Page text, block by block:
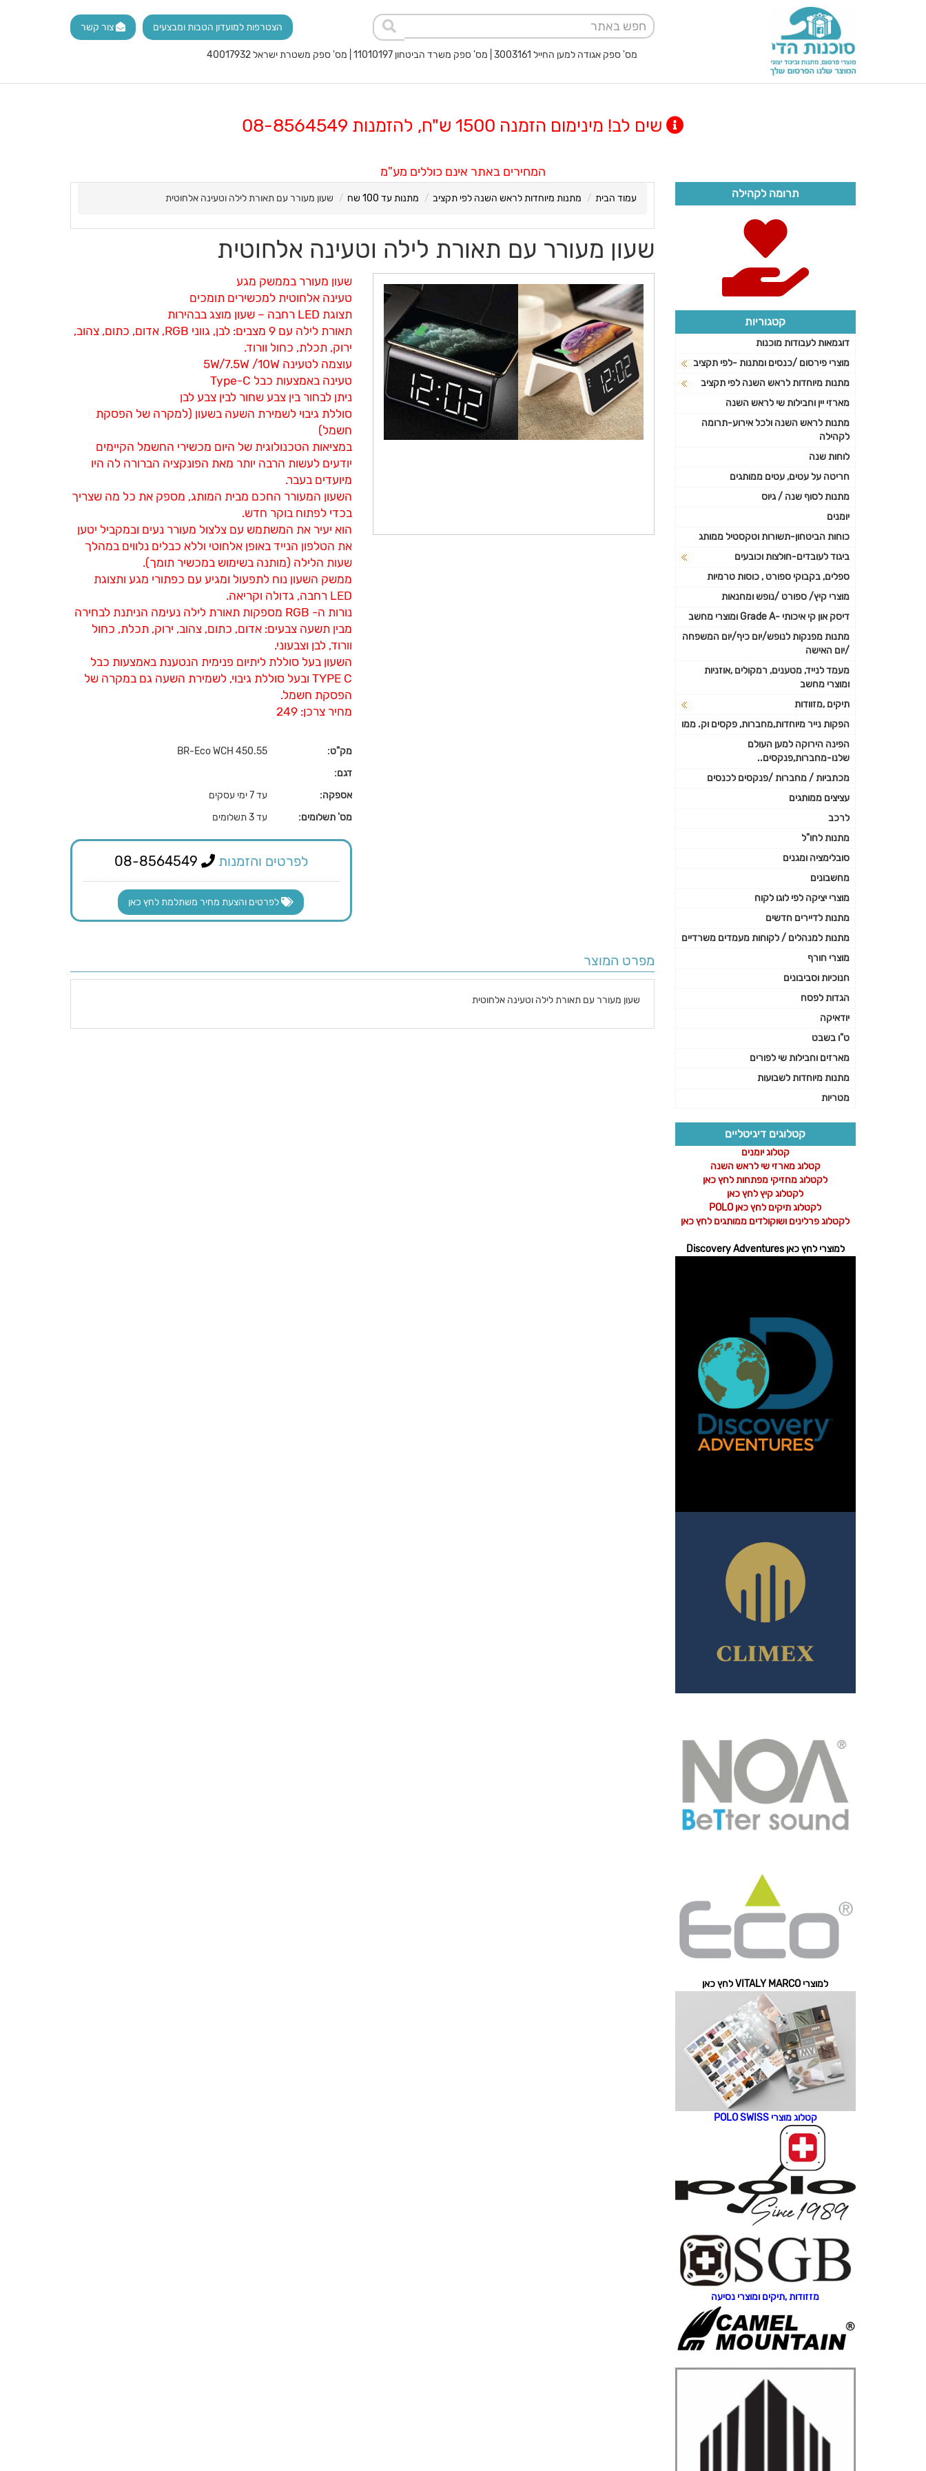
צור קשר הצטרפות למועדון הטבות ומבצעים
מס' ספק אגודה למען החייל 3003161 | מס' ספק משרד הביטחון 11010197 | מס' ספק משטרת ישראל 40017932
שים לב! מינימום הזמנה 1500 ש"ח, להזמנות 08-8564549
המחירים באתר אינם כוללים מע"מ
עמוד הבית מתנות מיוחדות לראש השנה לפי תקציב מתנות עד 100 שח שעון מעורר עם תאורת לילה וטעינה אלחוטית
שעון מעורר עם תאורת לילה וטעינה אלחוטית
שעון מעורר בממשק מגע
טעינה אלחוטית למכשירים תומכים
תצוגת LED רחבה – שעון מוצג בבהירות
תאורת לילה עם 9 מצבים: לבן, גווני RGB, אדום, כתום, צהוב,
ירוק, תכלת, כחול וורוד.
עוצמה לטעינה 5W/7.5W /10W
טעינה באמצעות כבל Type-C
ניתן לבחור בין צבע שחור לבין צבע לבן
סוללת גיבוי לשמירת השעה בשעון (למקרה של הפסקת
חשמל)
במציאות הטכנולוגית של היום מכשירי החשמל הקיימים
יודעים לעשות הרבה יותר מאת הפונקציה הברורה לה היו
מיועדים בעבר.
השעון המעורר החכם מבית המותג, מספק את כל מה שצריך
בכדי לפתוח בוקר חדש.
הוא יעיר את המשתמש עם צלצול מעורר נעים ובמקביל יטען
את הטלפון הנייד באופן אלחוטי וללא כבלים נלווים במהלך
שעות הלילה (מותנה בשימוש במכשיר תומך).
ממשק השעון נוח לתפעול ומגיע עם כפתורי מגע ותצוגת
LED רחבה, גדולה וקריאה.
נורות ה- RGB מספקות תאורת לילה נעימה הניתנת לבחירה
מבין תשעה צבעים: אדום, כתום, צהוב, ירוק, תכלת, כחול
וורוד, לבן וצבעוני.
השעון בעל סוללת ליתיום פנימית הנטענת באמצעות כבל
TYPE C ובעל סוללת גיבוי, לשמירת השעה גם במקרה של
הפסקת חשמל.
מחיר צרכן: 249
מק"ט:
BR-Eco WCH 450.55
דגם:
אספקה:
עד 7 ימי עסקים
מס' תשלומים:
עד 3 תשלומים
לפרטים והזמנות
לפרטים והצעת מחיר משתלמת לחץ כאן
מפרט המוצר
שעון מעורר עם תאורת לילה וטעינה אלחוטית
תרומה לקהילה
קטגוריות
דוגמאות לעבודות מוכנות
מוצרי פירסום /כנסים ומתנות -לפי תקציב
מתנות מיוחדות לראש השנה לפי תקציב
מארזי יין וחבילות שי לראש השנה
מתנות לראש השנה ולכל אירוע-תרומה
לקהילה
לוחות שנה
חריטה על עטים, עטים ממותגים
מתנות לסוף שנה / גיוס
יומנים
כוחות הביטחון-תשורות וטקסטיל ממותג
ביגוד לעובדים-חולצות וכובעים
ספלים, בקבוקי ספורט , כוסות טרמיות
מוצרי קיץ/ ספורט /נופש ומחנאות
דיסק און קי איכותי -Grade A ומוצרי מחשב
מתנות מפנקות לנופש/יום כיף/יום המשפחה
/יום האישה
מעמד לנייד, מטענים, רמקולים ,אוזניות
ומוצרי מחשב
תיקים ,מזוודות
הפקות נייר מיוחדות,מחברות, פקסים וק. ממו
הפינה הירוקה למען העולם
שלנו-מחברות,פנקסים..
מכתביות / מחברות /פנקסים לכנסים
עציצים ממותגים
לרכב
מתנות לחו"ל
סובלימציה ומגנים
מחשבונים
מוצרי יציקה לפי לוגו לקוח
מתנות לדיירים חדשים
מתנות למנהלים / לקוחות מעמדים משרדיים
מוצרי חורף
חנוכיות וסביבונים
הגדות לפסח
יודאיקה
ט"ו בשבט
מארזים וחבילות שי לפורים
מתנות מיוחדות לשבועות
מטריות
קטלוגים דיגיטליים
קטלוג יומנים
קטלוג מארזי שי לראש השנה
לקטלוג מחזיקי מפתחות לחץ כאן
לקטלוג קיץ לחץ כאן
לקטלוג תיקים לחץ כאן POLO
לקטלוג פרלינים ושוקולדים ממותגים לחץ כאן
למוצרי לחץ כאן Discovery Adventures
למוצרי VITALY MARCO לחץ כאן
קטלוג מוצרי POLO SWISS
מזזודות ,תיקים ומוצרי נסיעה